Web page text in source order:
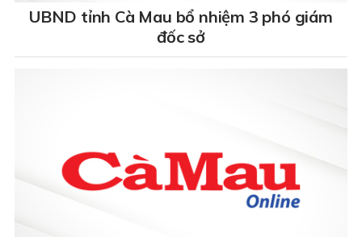
UBND tỉnh Cà Mau bổ nhiệm 3 phó giám
đốc sở